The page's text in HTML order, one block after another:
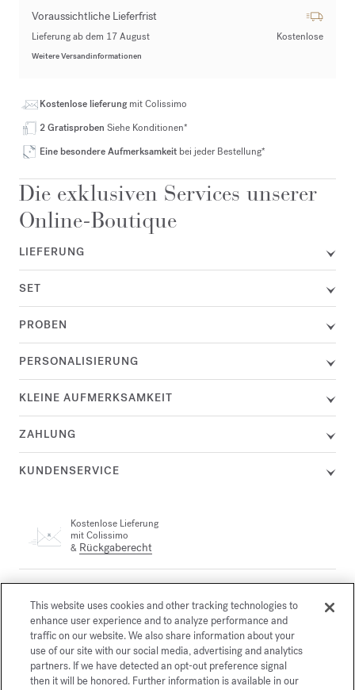
Voraussichtliche Lieferfrist
Lieferung ab dem 17 August Kostenlose
Weitere Versandinformationen
Kostenlose lieferungmit Colissimo
2 Gratisproben Siehe Konditionen*
Eine besondere Aufmerksamkeit bei jeder Bestellung*
Die exklusiven Services unserer
Online-Boutique
LIEFERUNG
SET
PROBEN
PERSONALISIERUNG
KLEINE AUFMERKSAMKEIT
ZAHLUNG
KUNDENSERVICE
Kostenlose Lieferung
mit Colissimo
& Rückgaberecht
(0)1 72 95 09 89 Montag von 9:00 bis 19:00 Uhr und Dienstag
bis Freitag von 10:00 bis 19:00 Uhr oder peremail
Gesicherte Zahlung
This website uses cookies and other tracking technologies to
enhance user experience and to analyze performance and
traffic on our website. We also share information about your
use of our site with our social media, advertising and analytics
partners. If we have detected an opt-out preference signal
then it will be honored. Further information is available in our